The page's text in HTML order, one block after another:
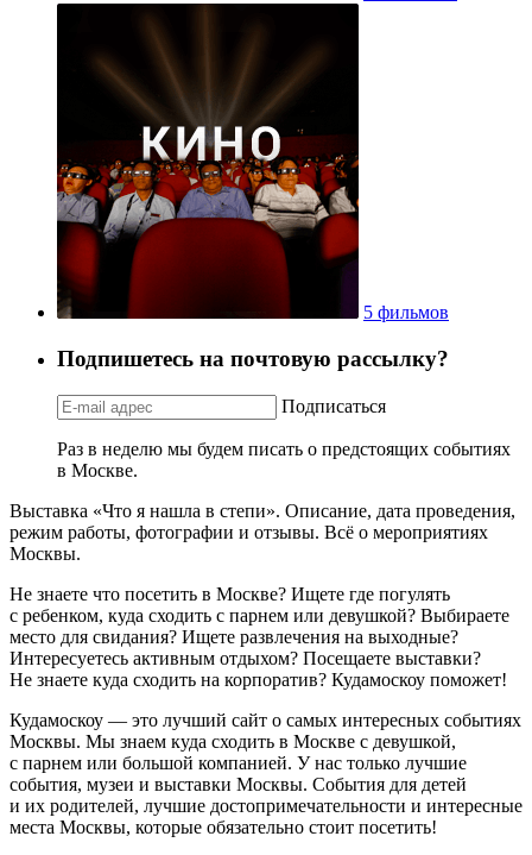
5 фильмов
Подпишетесь на почтовую рассылку?
Подписаться
Раз в неделю мы будем писать о предстоящих событиях
в Москве.
Выставка «Что я нашла в степи». Описание, дата проведения,
режим работы, фотографии и отзывы. Всё о мероприятиях
Москвы.
Не знаете что посетить в Москве? Ищете где погулять
с ребенком, куда сходить с парнем или девушкой? Выбираете
место для свидания? Ищете развлечения на выходные?
Интересуетесь активным отдыхом? Посещаете выставки?
Не знаете куда сходить на корпоратив? Кудамоскоу поможет!
Кудамоскоу — это лучший сайт о самых интересных событиях
Москвы. Мы знаем куда сходить в Москве с девушкой,
с парнем или большой компанией. У нас только лучшие
события, музеи и выставки Москвы. События для детей
и их родителей, лучшие достопримечательности и интересные
места Москвы, которые обязательно стоит посетить!